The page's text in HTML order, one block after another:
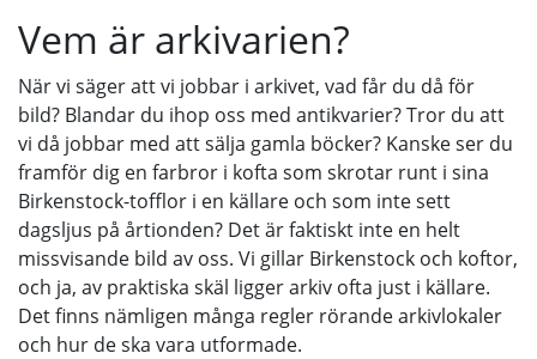
Vem är arkivarien?
När vi säger att vi jobbar i arkivet, vad får du då för
bild? Blandar du ihop oss med antikvarier? Tror du att
vi då jobbar med att sälja gamla böcker? Kanske ser du
framför dig en farbror i kofta som skrotar runt i sina
Birkenstock-tofflor i en källare och som inte sett
dagsljus på årtionden? Det är faktiskt inte en helt
missvisande bild av oss. Vi gillar Birkenstock och koftor,
och ja, av praktiska skäl ligger arkiv ofta just i källare.
Det finns nämligen många regler rörande arkivlokaler
och hur de ska vara utformade.